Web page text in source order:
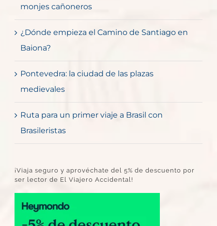
monjes cañoneros
¿Dónde empieza el Camino de Santiago en
Baiona?
Pontevedra: la ciudad de las plazas
medievales
Ruta para un primer viaje a Brasil con
Brasileristas
¡Viaja seguro y aprovéchate del 5% de descuento por
ser lector de El Viajero Accidental!